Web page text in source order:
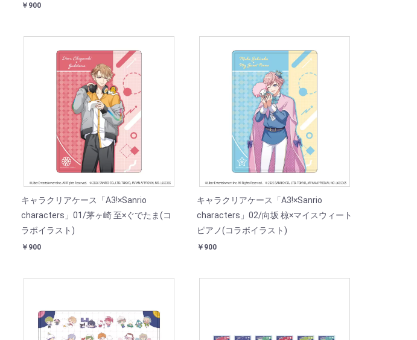
￥900
キャラクリアケース「A3!×Sanrio
characters」01/茅ヶ崎 至×ぐでたま(コ
ラボイラスト)
￥900
キャラクリアケース「A3!×Sanrio
characters」02/向坂 椋×マイスウィート
ピアノ(コラボイラスト)
￥900